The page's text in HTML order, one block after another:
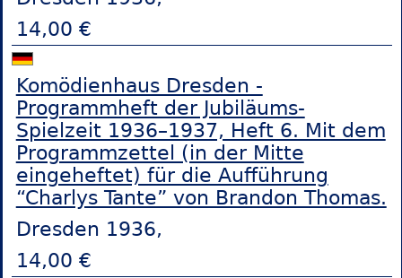
14,00 €
Komödienhaus Dresden -
Programmheft der Jubiläums-
Spielzeit 1936–1937, Heft 6. Mit dem
Programmzettel (in der Mitte
eingeheftet) für die Aufführung
“Charlys Tante” von Brandon Thomas.
Dresden 1936,
14,00 €